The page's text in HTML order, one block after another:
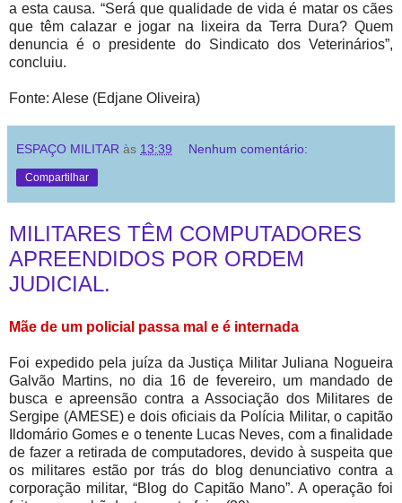
a esta causa. “Será que qualidade de vida é matar os cães
que têm calazar e jogar na lixeira da Terra Dura? Quem
denuncia é o presidente do Sindicato dos Veterinários”,
concluiu.
Fonte: Alese (Edjane Oliveira)
ESPAÇO MILITAR às 13:39 Nenhum comentário:
Compartilhar
MILITARES TÊM COMPUTADORES
APREENDIDOS POR ORDEM
JUDICIAL.
Mãe de um policial passa mal e é internada
Foi expedido pela juíza da Justiça Militar Juliana Nogueira
Galvão Martins, no dia 16 de fevereiro, um mandado de
busca e apreensão contra a Associação dos Militares de
Sergipe (AMESE) e dois oficiais da Polícia Militar, o capitão
Ildomário Gomes e o tenente Lucas Neves, com a finalidade
de fazer a retirada de computadores, devido à suspeita que
os militares estão por trás do blog denunciativo contra a
corporação militar, “Blog do Capitão Mano”. A operação foi